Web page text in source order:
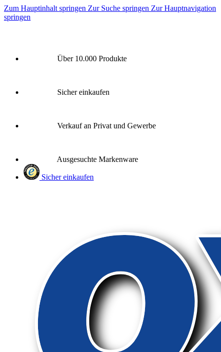
Zum Hauptinhalt springen Zur Suche springen Zur Hauptnavigation
springen
Über 10.000 Produkte
Sicher einkaufen
Verkauf an Privat und Gewerbe
Ausgesuchte Markenware
Sicher einkaufen